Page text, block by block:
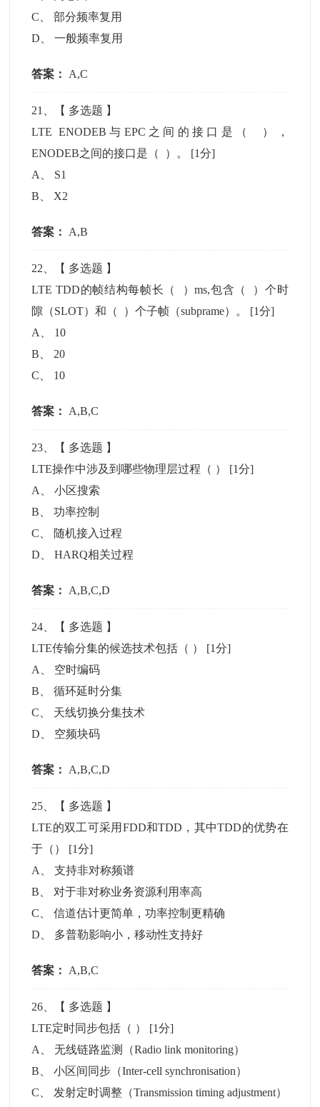
C 、部分频率复用
D 、一般频率复用
答案： A,C
21 、【 多选题 】
LTE ENODEB与EPC之间的接口是（ ），
ENODEB之间的接口是（ ）。 [1分]
A
S1
B
X2
答案： A,B
22 、【 多选题 】
LTE TDD的帧结构每帧长（ ）ms,包含（ ）个时
隙（SLOT）和（ ）个子帧（subprame）。 [1分]
A
10
B
20
C
10
答案： A,B,C
23 、【 多选题 】
LTE操作中涉及到哪些物理层过程（ ） [1分]
A
、小区搜索
B 、功率控制
C
随机接入过程
D 、HARQ相关过程
答案： A,B,C,D
24 、【 多选题 】
LTE传输分集的候选技术包括（ ） [1分]
A
空时编码
B 、循环延时分集
C
天线切换分集技术
D
空频块码
答案： A,B,C,D
25 、【 多选题 】
LTE的双工可采用FDD和TDD，其中TDD的优势在
于（） [1分]
A
、支持非对称频谱
B
对于非对称业务资源利用率高
C 、信道估计更简单，功率控制更精确
D
多普勒影响小，移动性支持好
答案： A,B,C
26 、【 多选题 】
LTE定时同步包括（ ） [1分]
A
、无线链路监测（Radio link monitoring）
B 、小区间同步（Inter-cell synchronisation）
C
发射定时调整（Transmission timing adjustment）